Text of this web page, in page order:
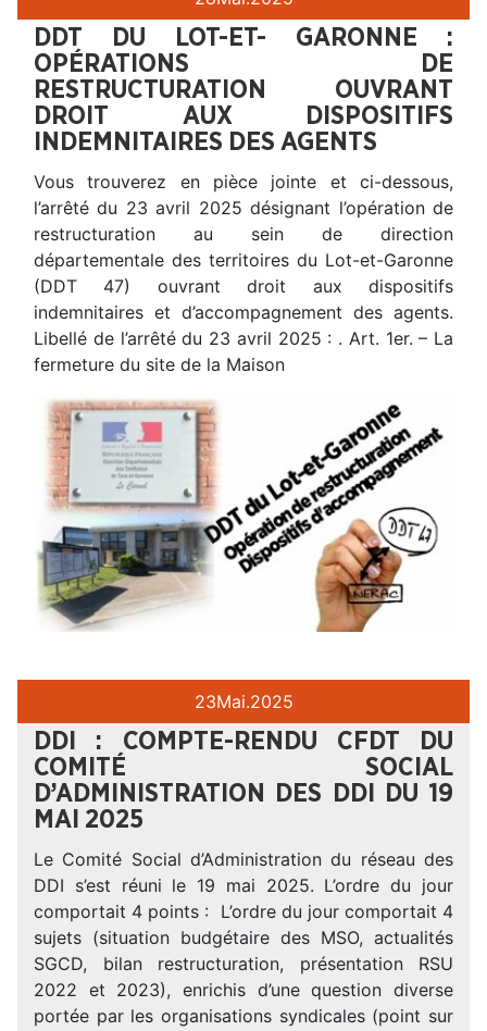
DDT DU LOT-ET- GARONNE :
OPÉRATIONS DE
RESTRUCTURATION OUVRANT
DROIT AUX DISPOSITIFS
INDEMNITAIRES DES AGENTS
Vous trouverez en pièce jointe et ci-dessous,
l’arrêté du 23 avril 2025 désignant l’opération de
restructuration au sein de direction
départementale des territoires du Lot-et-Garonne
(DDT 47) ouvrant droit aux dispositifs
indemnitaires et d’accompagnement des agents.
Libellé de l’arrêté du 23 avril 2025 : . Art. 1er. – La
fermeture du site de la Maison
23Mai.2025
DDI : COMPTE-RENDU CFDT DU
COMITÉ SOCIAL
D’ADMINISTRATION DES DDI DU 19
MAI 2025
Le Comité Social d’Administration du réseau des
DDI s’est réuni le 19 mai 2025. L’ordre du jour
comportait 4 points : L’ordre du jour comportait 4
sujets (situation budgétaire des MSO, actualités
SGCD, bilan restructuration, présentation RSU
2022 et 2023), enrichis d’une question diverse
portée par les organisations syndicales (point sur